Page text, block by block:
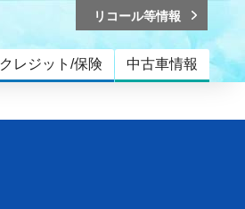
クレジット/保険 中古車情報
リコール等情報